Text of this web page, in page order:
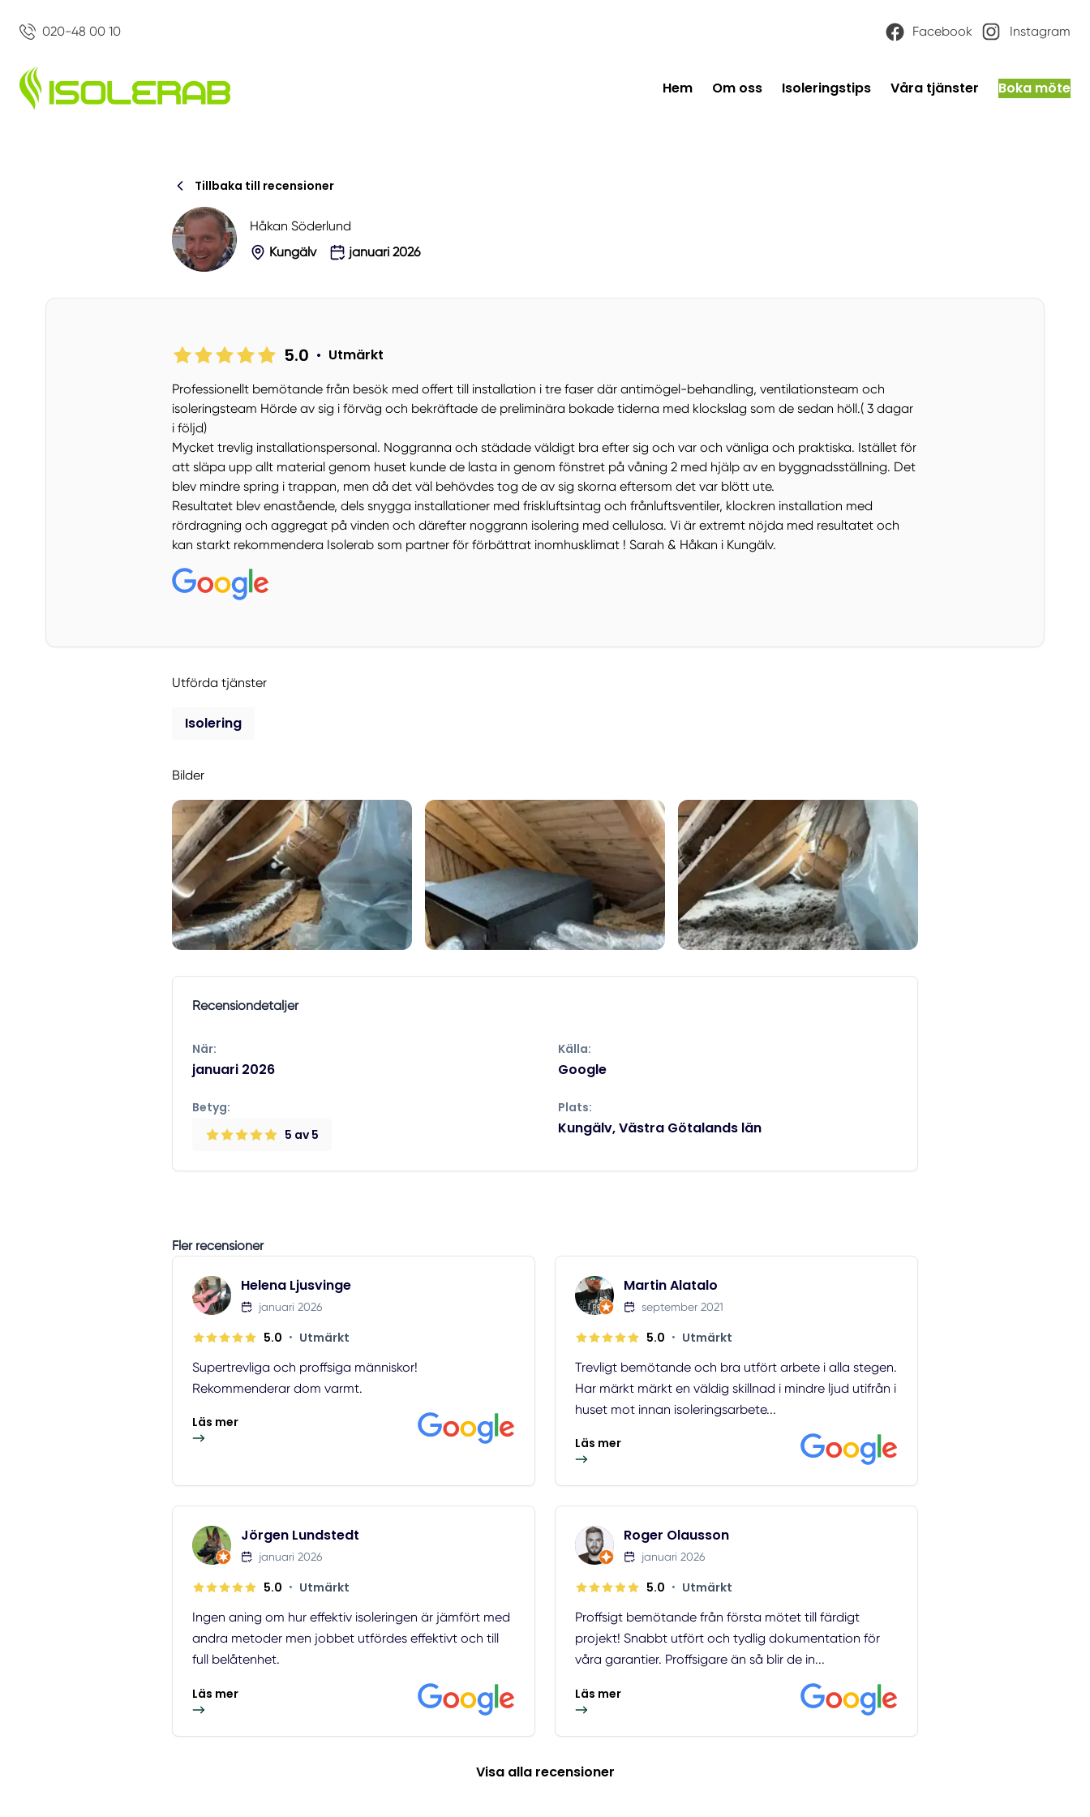
020-48 00 10 Facebook Instagram
Hem Om oss Isoleringstips Våra tjänster Boka möte
Tillbaka till recensioner
Håkan Söderlund
Kungälv
januari 2026
5.0 • Utmärkt
Professionellt bemötande från besök med offert till installation i tre faser där antimögel-behandling, ventilationsteam och
isoleringsteam Hörde av sig i förväg och bekräftade de preliminära bokade tiderna med klockslag som de sedan höll.( 3 dagar
i följd)
Mycket trevlig installationspersonal. Noggranna och städade väldigt bra efter sig och var och vänliga och praktiska. Istället för
att släpa upp allt material genom huset kunde de lasta in genom fönstret på våning 2 med hjälp av en byggnadsställning. Det
blev mindre spring i trappan, men då det väl behövdes tog de av sig skorna eftersom det var blött ute.
Resultatet blev enastående, dels snygga installationer med friskluftsintag och frånluftsventiler, klockren installation med
rördragning och aggregat på vinden och därefter noggrann isolering med cellulosa. Vi är extremt nöjda med resultatet och
kan starkt rekommendera Isolerab som partner för förbättrat inomhusklimat ! Sarah & Håkan i Kungälv.
Utförda tjänster
Isolering
Bilder
Recensiondetaljer
När:
januari 2026
Källa:
Google
Betyg:
5 av 5
Plats:
Kungälv, Västra Götalands län
Fler recensioner
Helena Ljusvinge
januari 2026
5.0 • Utmärkt
Supertrevliga och proffsiga människor!
Rekommenderar dom varmt.
Läs mer
Martin Alatalo
september 2021
5.0 • Utmärkt
Trevligt bemötande och bra utfört arbete i alla stegen.
Har märkt märkt en väldig skillnad i mindre ljud utifrån i
huset mot innan isoleringsarbete...
Läs mer
Jörgen Lundstedt
januari 2026
5.0 • Utmärkt
Ingen aning om hur effektiv isoleringen är jämfört med
andra metoder men jobbet utfördes effektivt och till
full belåtenhet.
Läs mer
Roger Olausson
januari 2026
5.0 • Utmärkt
Proffsigt bemötande från första mötet till färdigt
projekt! Snabbt utfört och tydlig dokumentation för
våra garantier. Proffsigare än så blir de in...
Läs mer
Visa alla recensioner